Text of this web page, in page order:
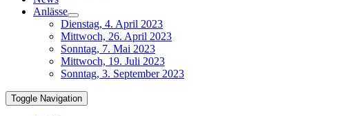
Anlässe
Dienstag, 4. April 2023
Mittwoch, 26. April 2023
Sonntag, 7. Mai 2023
Mittwoch, 19. Juli 2023
Sonntag, 3. September 2023
Toggle Navigation